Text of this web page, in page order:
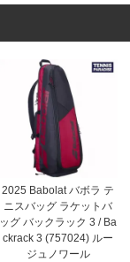
2025 Babolat バボラ テ
ニスバッグ ラケットバ
ッグ バックラック 3 / Ba
ckrack 3 (757024) ルー
ジュノワール